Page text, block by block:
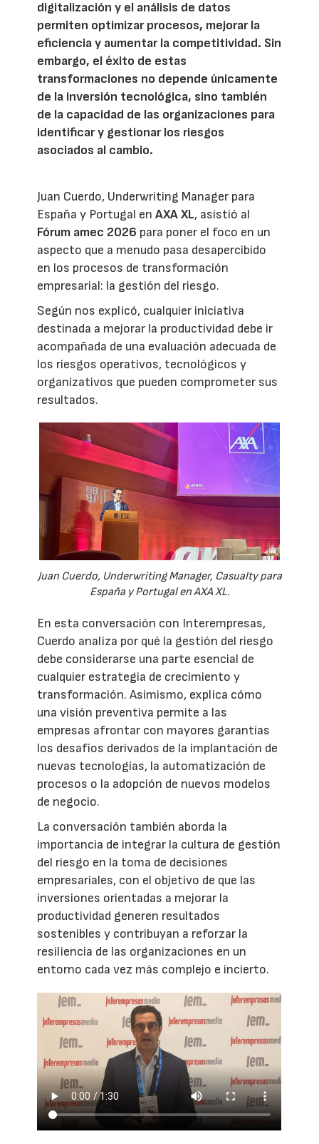
digitalización y el análisis de datos
permiten optimizar procesos, mejorar la
eficiencia y aumentar la competitividad. Sin
embargo, el éxito de estas
transformaciones no depende únicamente
de la inversión tecnológica, sino también
de la capacidad de las organizaciones para
identificar y gestionar los riesgos
asociados al cambio.
Juan Cuerdo, Underwriting Manager para
España y Portugal enAXA XL, asistió al
Fórum amec 2026 para poner el foco en un
aspecto que a menudo pasa desapercibido
en los procesos de transformación
empresarial: la gestión del riesgo.
Según nos explicó, cualquier iniciativa
destinada a mejorar la productividad debe ir
acompañada de una evaluación adecuada de
los riesgos operativos, tecnológicos y
organizativos que pueden comprometer sus
resultados.
Juan Cuerdo, Underwriting Manager, Casualty para
España y Portugal en AXA XL.
En esta conversación con Interempresas,
Cuerdo analiza por qué la gestión del riesgo
debe considerarse una parte esencial de
cualquier estrategia de crecimiento y
transformación. Asimismo, explica cómo
una visión preventiva permite a las
empresas afrontar con mayores garantías
los desafíos derivados de la implantación de
nuevas tecnologías, la automatización de
procesos o la adopción de nuevos modelos
de negocio.
La conversación también aborda la
importancia de integrar la cultura de gestión
del riesgo en la toma de decisiones
empresariales, con el objetivo de que las
inversiones orientadas a mejorar la
productividad generen resultados
sostenibles y contribuyan a reforzar la
resiliencia de las organizaciones en un
entorno cada vez más complejo e incierto.